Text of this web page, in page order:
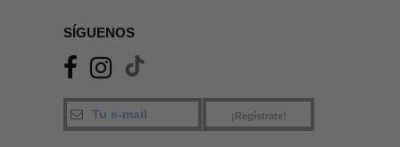
SÍGUENOS
¡Regístrate!